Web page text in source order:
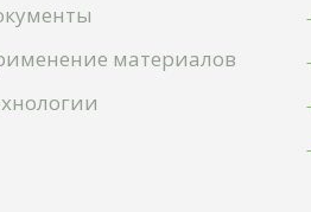
материалов